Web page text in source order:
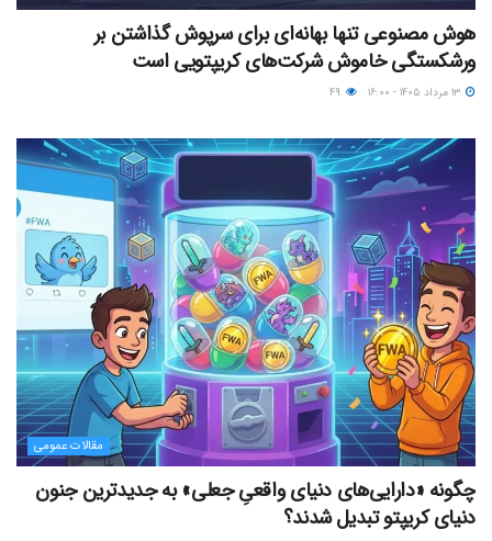
هوش مصنوعی تنها بهانه‌ای برای سرپوش گذاشتن بر
ورشکستگی خاموش شرکت‌های کریپتویی است
مقالات عمومی
چگونه «دارایی‌های دنیای واقعیِ جعلی» به جدیدترین جنون
دنیای کریپتو تبدیل شدند؟